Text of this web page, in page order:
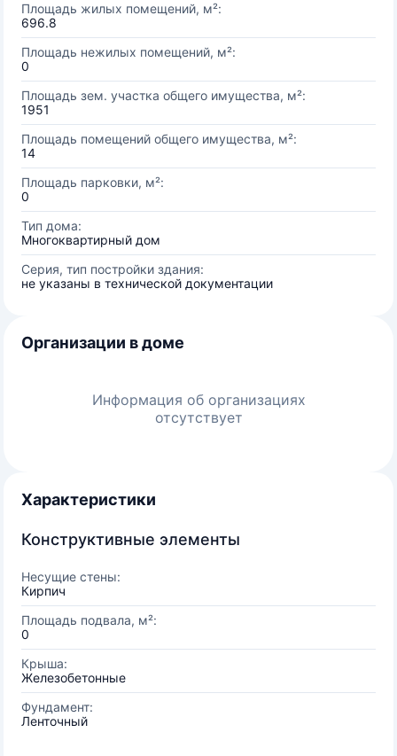
Площадь жилых помещений, м²:
696.8
Площадь нежилых помещений, м²:
0
Площадь зем. участка общего имущества, м²:
1951
Площадь помещений общего имущества, м²:
14
Площадь парковки, м²:
0
Тип дома:
Многоквартирный дом
Серия, тип постройки здания:
не указаны в технической документации
Организации в доме
Информация об организациях
отсутствует
Характеристики
Конструктивные элементы
Несущие стены:
Кирпич
Площадь подвала, м²:
0
Крыша:
Железобетонные
Фундамент:
Ленточный